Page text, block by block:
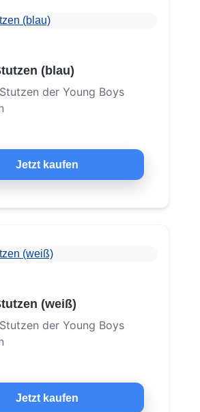
(blau)
der Young Boys
Jetzt kaufen
(weiß)
der Young Boys
Jetzt kaufen